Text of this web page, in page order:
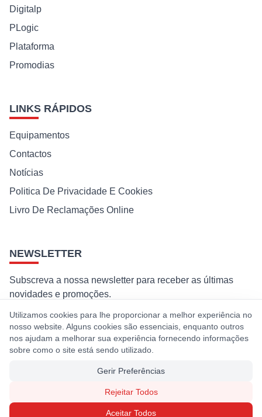
Digitalp
PLogic
Plataforma
Promodias
LINKS RÁPIDOS
Equipamentos
Contactos
Notícias
Politica De Privacidade E Cookies
Livro De Reclamações Online
NEWSLETTER
Subscreva a nossa newsletter para receber as últimas
novidades e promoções.
Subscrever
Ao subscrever, concorda com a nossa política de privacidade e
© 2026 Premaq. Todos os direitos reservados. Desenvolvido por
Utilizamos cookies para lhe proporcionar a melhor experiência no
nosso website. Alguns cookies são essenciais, enquanto outros
nos ajudam a melhorar sua experiência fornecendo informações
sobre como o site está sendo utilizado.
Gerir Preferências
Rejeitar Todos
Aceitar Todos